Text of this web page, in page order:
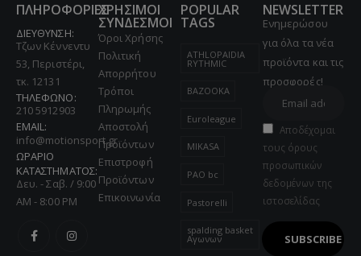
ΠΛΗΡΟΦΟΡΙΕΣ
ΔΙΕΥΘΥΝΣΗ:
Τζων Κέννεντυ
53, Περιστέρι,
τκ. 12131
ΤΗΛΕΦΩΝΟ:
210 5912903
EMAIL:
info@motionsport.gr
ΩΡΑΡΙΟ
ΚΑΤΑΣΤΗΜΑΤΟΣ:
Δευ. - Σαβ. / 9:00
AM - 8:00 PM
ΧΡΗΣΙΜΟΙ
ΣΥΝΔΕΣΜΟΙ
Όροι Χρήσης
Πολιτική
Απορρήτου
Τρόποι
Πληρωμής
Αποστολή
Προϊόντων
Επιστροφή
Προϊόντων
Επικοινωνία
POPULAR
TAGS
ATHLOPAIDIA
RYTHMIC
BAZOOKA
Euroleague
MIKASA
PAO bc
Pastorelli
spalding basket
Αγωνων
NEWSLETTER
Ενημερώσου
για όλα τα νέα
προϊόντα και τις
προσφορές!
Αποδέχομαι
τους όρους
προσωπικών
δεδομένων της
ιστοσελίδας